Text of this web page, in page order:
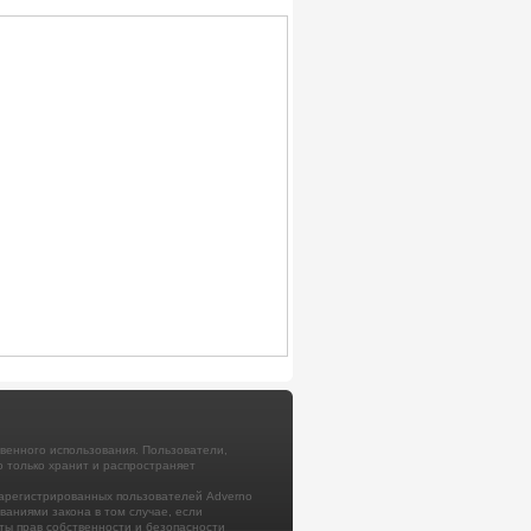
использования. Пользователи,
хранит и распространяет
пользователей Adverno
закона в том случае, если
прав собственности и безопасности